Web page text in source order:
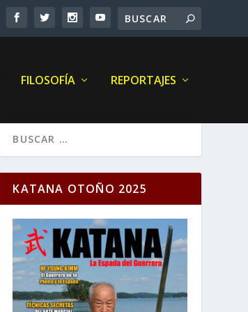
FILOSOFÍA REPORTAJES
KATANA OTOÑO 2025